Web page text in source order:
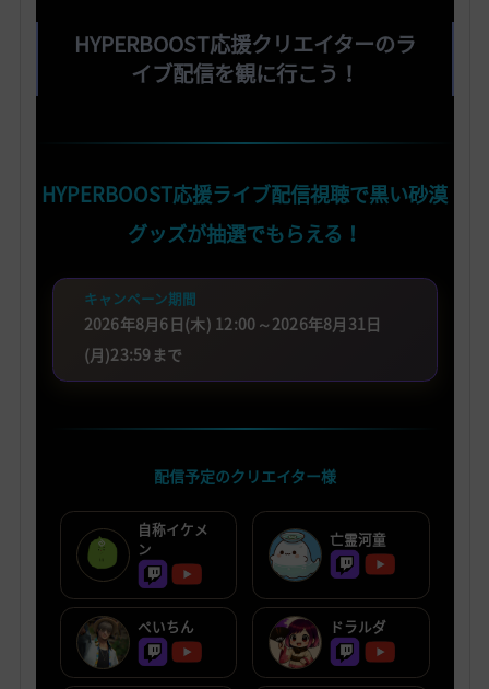
HYPERBOOST応援クリエイターのラ
イブ配信を観に行こう！
HYPERBOOST応援ライブ配信視聴で黒い砂漠
グッズが抽選でもらえる！
キャンペーン期間
2026年8月6日(木) 12:00～2026年8月31日
(月)23:59まで
配信予定のクリエイター様
自称イケメ
ン
亡霊河童
ぺいちん ドラルダ